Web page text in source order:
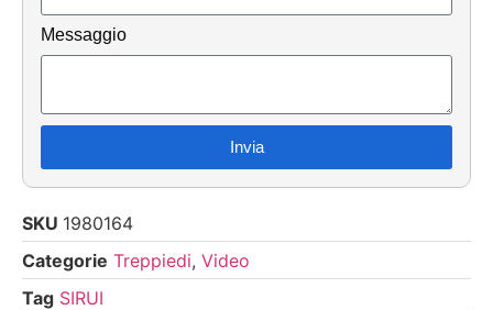
Messaggio
Invia
SKU 1980164
Categorie Treppiedi, Video
Tag SIRUI